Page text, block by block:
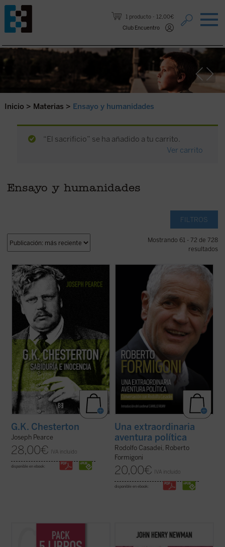
1 producto
12,00€
Club Encuentro
Saltar al contenido.
Inicio > Materias > Ensayo y humanidades
“El sacrificio” se ha añadido a tu carrito.
Ver carrito
Ensayo y humanidades
FILTROS
Mostrando 61 - 72 de 728
resultados
Edición 150 aniversario del nacimiento de
Chesterton.
«Pearce consigue que la vida de
Chesterton fluya con pulso de novela (...)
Leer
G.K. Chesterton. Sabiduría e inocencia
es altamente recomendable, salvo que uno
prefiera pasar ...(ver ficha)
G.K. Chesterton
Joseph Pearce
28,00€ IVA incluido
disponible en ebook:
Este libro relata sesenta años de historia
de Italia, vividos y vistos a través de los
ojos de un joven político extraordinario de
la región de Lombardía. No es solo la
historia de un individuo, sino también la
historia de un pueblo ...
(ver ficha)
Una extraordinaria
aventura política
Rodolfo Casadei, Roberto
Formigoni
20,00€ IVA incluido
disponible en ebook:
G.K. Chesterton fue uno de los escritores
más importantes del siglo XX. Publicó una
extensa colección de libros, ensayos y
Hábilmente escrito y muy diáfano, el libro
presenta, acompañado de las notas de los